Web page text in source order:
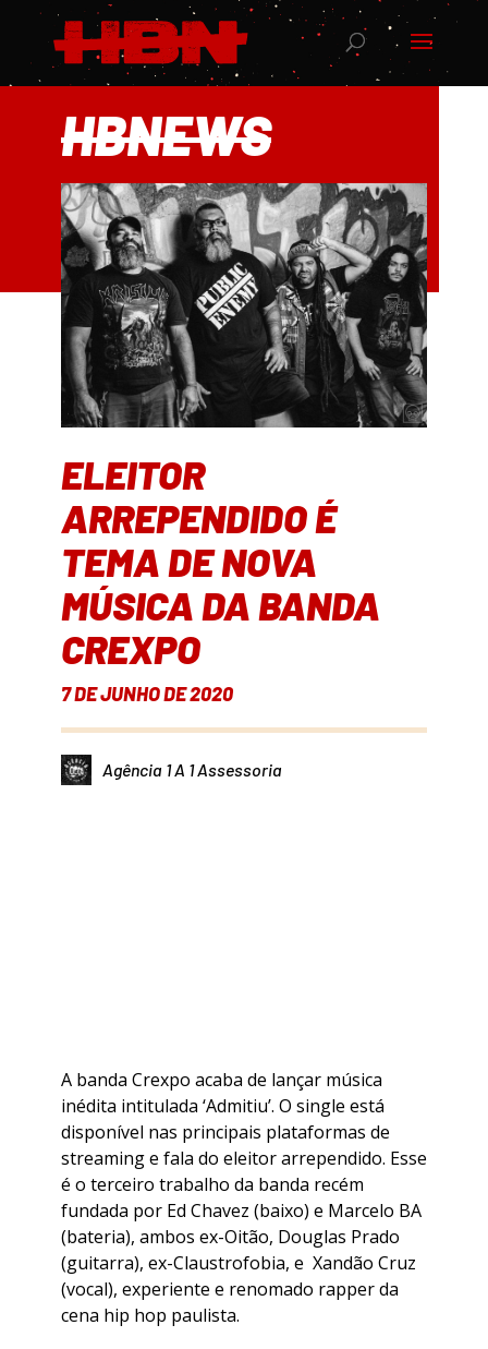
HBNEWS
ELEITOR
ARREPENDIDO É
TEMA DE NOVA
MÚSICA DA BANDA
CREXPO
7 DE JUNHO DE 2020
Agência 1 A 1 Assessoria
A banda Crexpo acaba de lançar música
inédita intitulada ‘Admitiu’. O single está
disponível nas principais plataformas de
streaming e fala do eleitor arrependido. Esse
é o terceiro trabalho da banda recém
fundada por Ed Chavez (baixo) e Marcelo BA
(bateria), ambos ex-Oitão, Douglas Prado
(guitarra), ex-Claustrofobia, e Xandão Cruz
(vocal), experiente e renomado rapper da
cena hip hop paulista.